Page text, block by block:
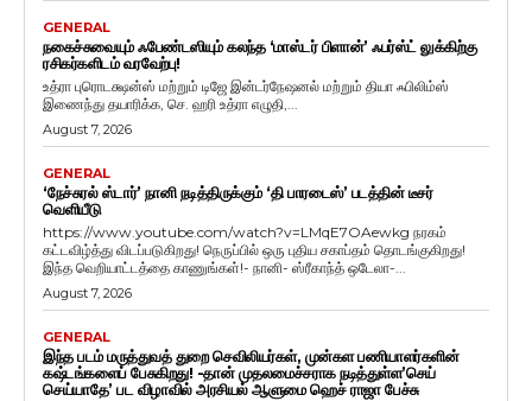
GENERAL
நகைச்சுவையும் ஃபேண்டஸியும் கலந்த ‘மாஸ்டர் பிளான்’ ஃபர்ஸ்ட் லுக்கிற்கு
ரசிகர்களிடம் வரவேற்பு!
உத்ரா புரொடக்ஷன்ஸ் மற்றும் டிஜே இன்டர்நேஷனல் மற்றும் தியா ஃபிலிம்ஸ்
இணைந்து தயாரிக்க, செ. ஹரி உத்ரா எழுதி,...
August 7, 2026
GENERAL
‘நேச்சுரல் ஸ்டார்’ நானி நடித்திருக்கும் ‘தி பாரடைஸ்’ படத்தின் டீசர்
வெளியீடு
https://www.youtube.com/watch?v=LMqE7OAewkg நரகம்
கட்டவிழ்த்து விடப்படுகிறது! நெருப்பில் ஒரு புதிய சகாப்தம் தொடங்குகிறது!
இந்த வெறியாட்டத்தை காணுங்கள்!- நானி- ஸ்ரீகாந்த் ஒடேலா-...
August 7, 2026
GENERAL
இந்த படம் மருத்துவத் துறை செவிலியர்கள், முன்கள பணியாளர்களின்
கஷ்டங்களைப் பேசுகிறது! -தான் முதலமைச்சராக நடித்துள்ள’செய்
செய்யாதே’ பட விழாவில் அரசியல் ஆளுமை ஹெச் ராஜா பேச்சு